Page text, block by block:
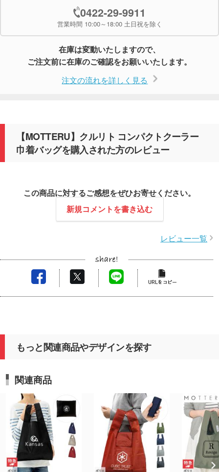
0422-29-9911
営業時間 10:00～18:00 土日祝を除く
在庫は変動いたしますので、
ご注文前に在庫のご確認をお願いいたします。
注文の流れを詳しく見る
【MOTTERU】クルリト コンパクトクーラー
巾着バッグを購入された方のレビュー
この商品に対するご感想をぜひお寄せください。
新規コメントを書き込む
レビュー一覧
もっと関連商品やデザインを探す
関連商品